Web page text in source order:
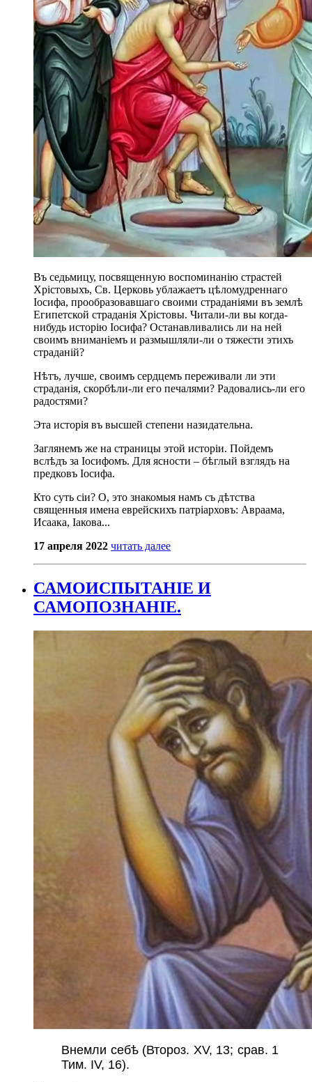
Въ седьмицу, посвященную воспоминанію страстей
Хрістовыхъ, Св. Церковь ублажаетъ цѣломудреннаго
Іосифа, прообразовавшаго своими страданіями въ землѣ
Египетской страданія Хрістовы. Читали-ли вы когда-
нибудь исторію Іосифа? Останавливались ли на ней
своимъ вниманіемъ и размышляли-ли о тяжести этихъ
страданій?
Нѣтъ, лучше, своимъ сердцемъ переживали ли эти
страданія, скорбѣли-ли его печалями? Радовались-ли его
радостями?
Эта исторія въ высшей степени назидательна.
Заглянемъ же на страницы этой исторіи. Пойдемъ
вслѣдъ за Іосифомъ. Для ясности – бѣглый взглядъ на
предковъ Іосифа.
Кто суть сіи? О, это знакомыя намъ съ дѣтства
священныя имена еврейскихъ патріарховъ: Авраама,
Исаака, Іакова...
17 апреля 2022 читать далее
САМОИСПЫТАНІЕ И
САМОПОЗНАНІЕ.
Внемли себѣ (Второз. XV, 13; срав. 1
Тим. IV, 16).